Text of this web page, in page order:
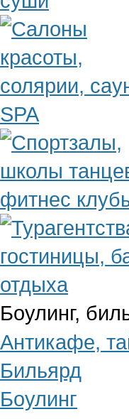
Боулинг,
Антикафе,
Бильярд
Боулинг